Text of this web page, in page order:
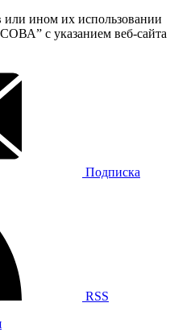
или ином их использовании
с указанием веб-сайта
Подписка
RSS